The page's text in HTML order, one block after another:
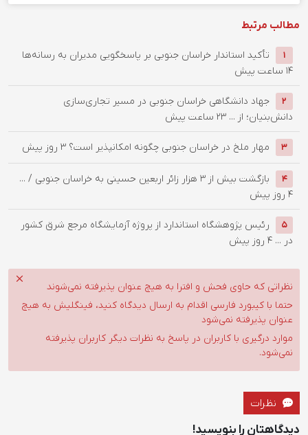
مطالب مرتبط
1
تأکید استاندار خراسان جنوبی بر پاسخگویی مدیران به رسانه‌ها
14 ساعت پیش
2
جهاد دانشگاهی خراسان جنوبی در مسیر تجاری‌سازی
دانش‌بنیان؛ از ... 23 ساعت پیش
3 ‌مهار ملخ در خراسان جنوبی چگونه امکانپذیر است؟ 3 روز پیش
4
بازگشت بیش از ۳ هزار زائر اربعین حسینی به خراسان جنوبی / ...
4 روز پیش
5
رئیس پژوهشگاه استاندارد از پروژه آزمایشگاه مرجع شرق کشور
در ... 4 روز پیش
نظراتی که حاوی فحش و افترا به هیچ عنوان پذیرفته نمی‌شوند
حتما با کیبورد فارسی اقدام به ارسال دیدگاه کنید، فینگلیش به هیچ
عنوان پذیرفته نمی‌شود
موارد درگیری با کاربران در پاسخ به نظرات دیگر کاربران پذیرفته
نمی‌شود.
نظرات
دیدگاهتان را بنویسید!